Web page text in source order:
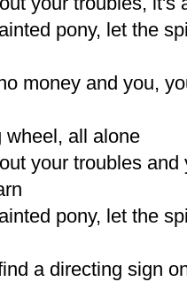
pony, let the
money and you,
wheel, all alone
your troubles and
pony, let the
a directing sign